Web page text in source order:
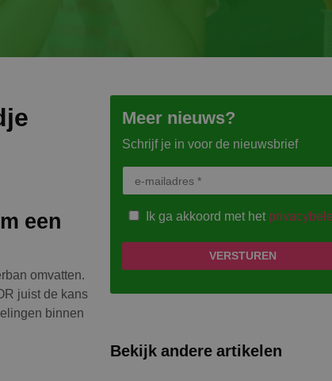
een
omvatten.
juist de kans
binnen
Meer nieuws?
Schrijf je in voor de nieuwsbrief
Ik ga akkoord met het
Bekijk andere artikelen